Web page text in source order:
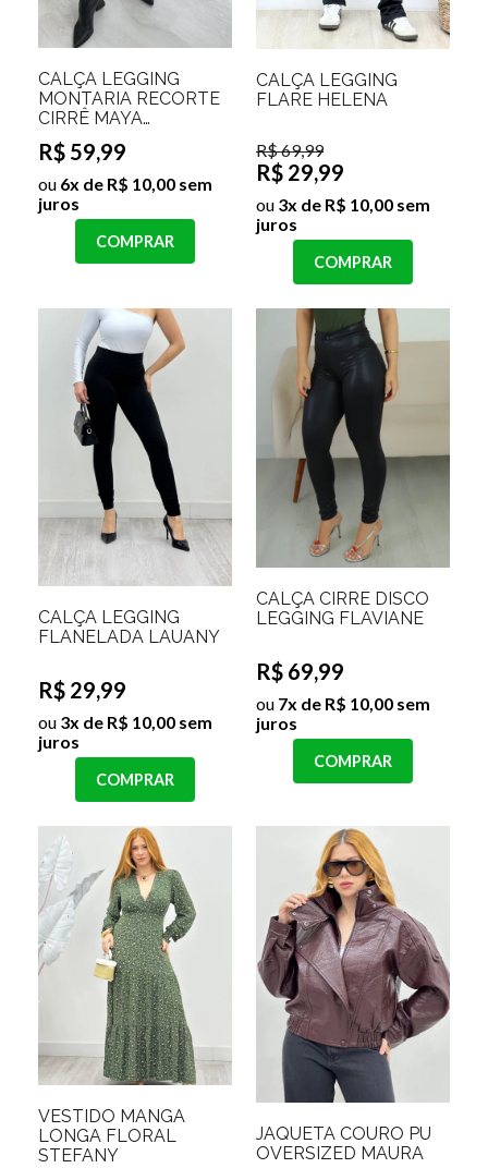
CALÇA LEGGING
MONTARIA RECORTE
CIRRÊ MAYA
Tamanho:P;Cor:Preto
R$ 59,99
ou 6x de R$ 10,00 sem
juros
COMPRAR
CALÇA LEGGING
FLARE HELENA
R$ 69,99
R$ 29,99
ou 3x de R$ 10,00 sem
juros
COMPRAR
CALÇA LEGGING
FLANELADA LAUANY
R$ 29,99
ou 3x de R$ 10,00 sem
juros
COMPRAR
CALÇA CIRRÊ DISCO
LEGGING FLAVIANE
R$ 69,99
ou 7x de R$ 10,00 sem
juros
COMPRAR
VESTIDO MANGA
LONGA FLORAL
STEFANY
JAQUETA COURO PU
OVERSIZED MAURA